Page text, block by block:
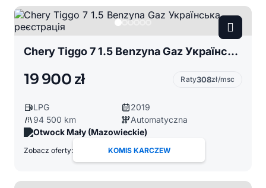
Chery Tiggo 7 1.5 Benzyna Gaz Українська реєстрація
19 900 zł Raty308zł/msc
LPG
2019
94 500 km
Automatyczna
Otwock Mały (Mazowieckie)
Zobacz oferty: KOMIS KARCZEW